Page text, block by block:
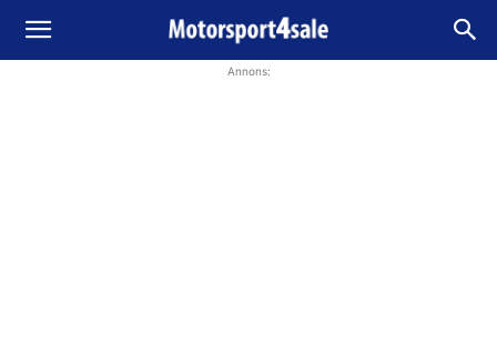
Annons: